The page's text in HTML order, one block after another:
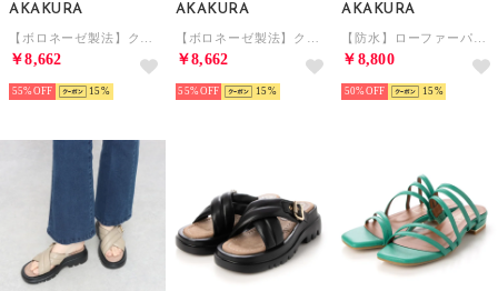
AKAKURA
￥8,662
55% 15
AKAKURA
￥8,662
55% 15
AKAKURA
￥8,800
50% 15